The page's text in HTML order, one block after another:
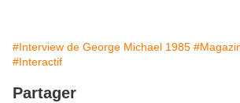
#Interview de George Michael 1985
#Interactif
Partager